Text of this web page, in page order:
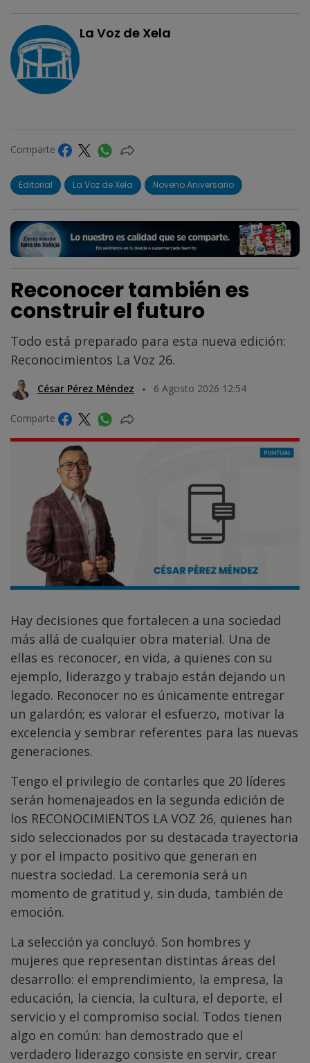
La Voz de Xela
Comparte
Editorial La Voz de Xela Noveno Aniversario
Reconocer también es
construir el futuro
Todo está preparado para esta nueva edición:
Reconocimientos La Voz 26.
César Pérez Méndez 6 Agosto 2026 12:54
Comparte
Hay decisiones que fortalecen a una sociedad
más allá de cualquier obra material. Una de
ellas es reconocer, en vida, a quienes con su
ejemplo, liderazgo y trabajo están dejando un
legado. Reconocer no es únicamente entregar
un galardón; es valorar el esfuerzo, motivar la
excelencia y sembrar referentes para las nuevas
generaciones.
Tengo el privilegio de contarles que 20 líderes
serán homenajeados en la segunda edición de
los RECONOCIMIENTOS LA VOZ 26, quienes han
sido seleccionados por su destacada trayectoria
y por el impacto positivo que generan en
nuestra sociedad. La ceremonia será un
momento de gratitud y, sin duda, también de
emoción.
La selección ya concluyó. Son hombres y
mujeres que representan distintas áreas del
desarrollo: el emprendimiento, la empresa, la
educación, la ciencia, la cultura, el deporte, el
servicio y el compromiso social. Todos tienen
algo en común: han demostrado que el
verdadero liderazgo consiste en servir, crear